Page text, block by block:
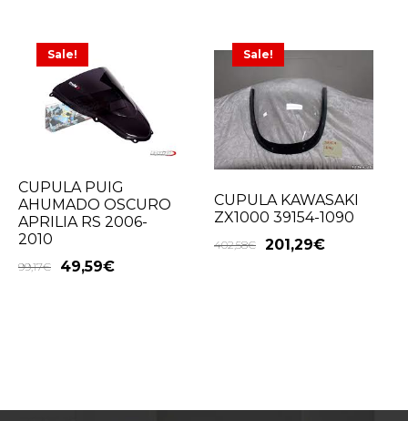
Sale!
CUPULA PUIG
AHUMADO OSCURO
APRILIA RS 2006-
2010
99,17€ 49,59€
Sale!
CUPULA KAWASAKI
ZX1000 39154-1090
402,58€ 201,29€